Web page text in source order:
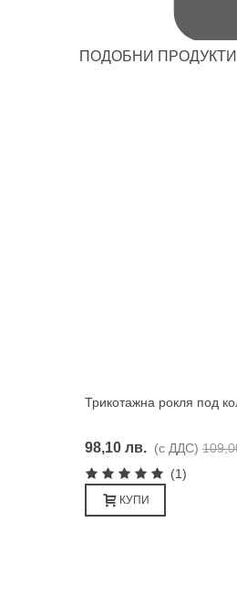
ПОДОБНИ ПРОДУКТИ
Трикотажна рокля под
98,10 лв. (с ДДС)
(1)
КУПИ